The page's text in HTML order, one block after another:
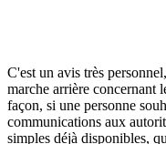
C'est un avis très
marche arrière concernant
façon, si une personne
communications aux
simples déjà disponibles,